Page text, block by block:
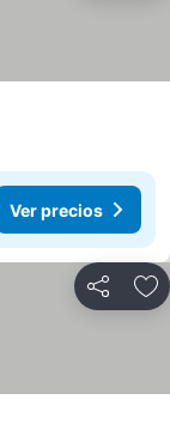
Ver precios
Compartir